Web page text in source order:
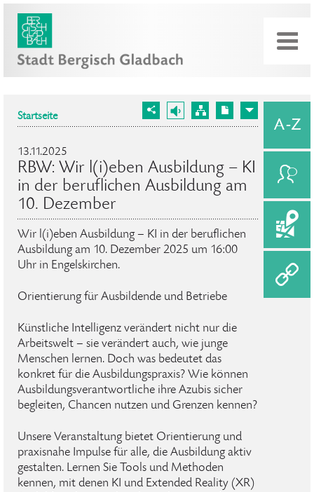
Startseite
13.11.2025
RBW: Wir l(i)eben Ausbildung – KI
in der beruflichen Ausbildung am
10. Dezember
Wir l(i)eben Ausbildung – KI in der beruflichen
Ausbildung am 10. Dezember 2025 um 16:00
Uhr in Engelskirchen.
Orientierung für Ausbildende und Betriebe
Künstliche Intelligenz verändert nicht nur die
Arbeitswelt – sie verändert auch, wie junge
Menschen lernen. Doch was bedeutet das
konkret für die Ausbildungspraxis? Wie können
Ausbildungsverantwortliche ihre Azubis sicher
begleiten, Chancen nutzen und Grenzen kennen?
Unsere Veranstaltung bietet Orientierung und
praxisnahe Impulse für alle, die Ausbildung aktiv
gestalten. Lernen Sie Tools und Methoden
kennen, mit denen KI und Extended Reality (XR)